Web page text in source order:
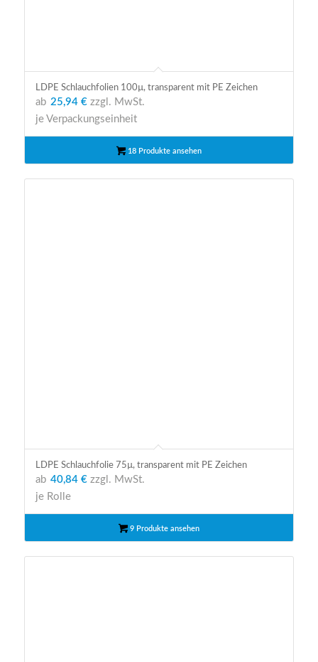
LDPE Schlauchfolien 100µ, transparent mit PE Zeichen
ab 25,94 €zzgl. MwSt.
je Verpackungseinheit
18 Produkte ansehen
LDPE Schlauchfolie 75µ, transparent mit PE Zeichen
ab 40,84 €zzgl. MwSt.
je Rolle
9 Produkte ansehen